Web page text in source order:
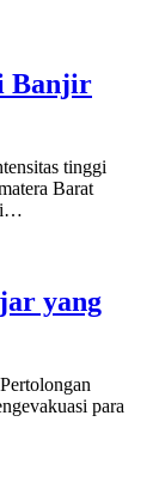
Banjir
tinggi
Barat
yang
para